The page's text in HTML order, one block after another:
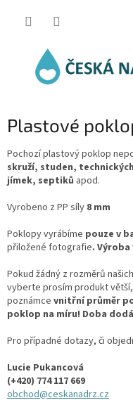
Plastové
Pochozí plastový poklop
skruží, studen,
jímek, septiků apod.
Vyrobeno z PP síly 8 mm
Poklopy vyrábíme pouze v
přiložené fotografie.
Pokud žádný z rozměrů
vyberte prosím produkt
poznámce vnitřní průměr
poklop na míru! Doba
Pro případné dotazy, či
Lucie Pukancová
(+420) 774 117 669
obchod@ceskanadrz.cz